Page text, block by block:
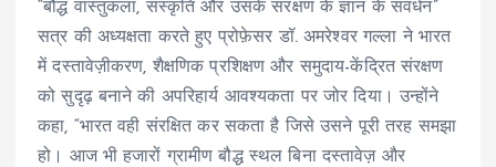
“बौद्ध वास्तुकला, संस्कृति और उसके संरक्षण के ज्ञान के संवर्धन”
सत्र की अध्यक्षता करते हुए प्रोफ़ेसर डॉ. अमरेश्वर गल्ला ने भारत
में दस्तावेज़ीकरण, शैक्षणिक प्रशिक्षण और समुदाय-केंद्रित संरक्षण
को सुदृढ़ बनाने की अपरिहार्य आवश्यकता पर जोर दिया। उन्होंने
कहा, “भारत वही संरक्षित कर सकता है जिसे उसने पूरी तरह समझा
हो। आज भी हजारों ग्रामीण बौद्ध स्थल बिना दस्तावेज़ और